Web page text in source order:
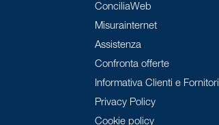
ConciliaWeb
Misurainternet
Assistenza
Confronta offerte
Informativa Clienti e Fornitori
Privacy Policy
Cookie policy